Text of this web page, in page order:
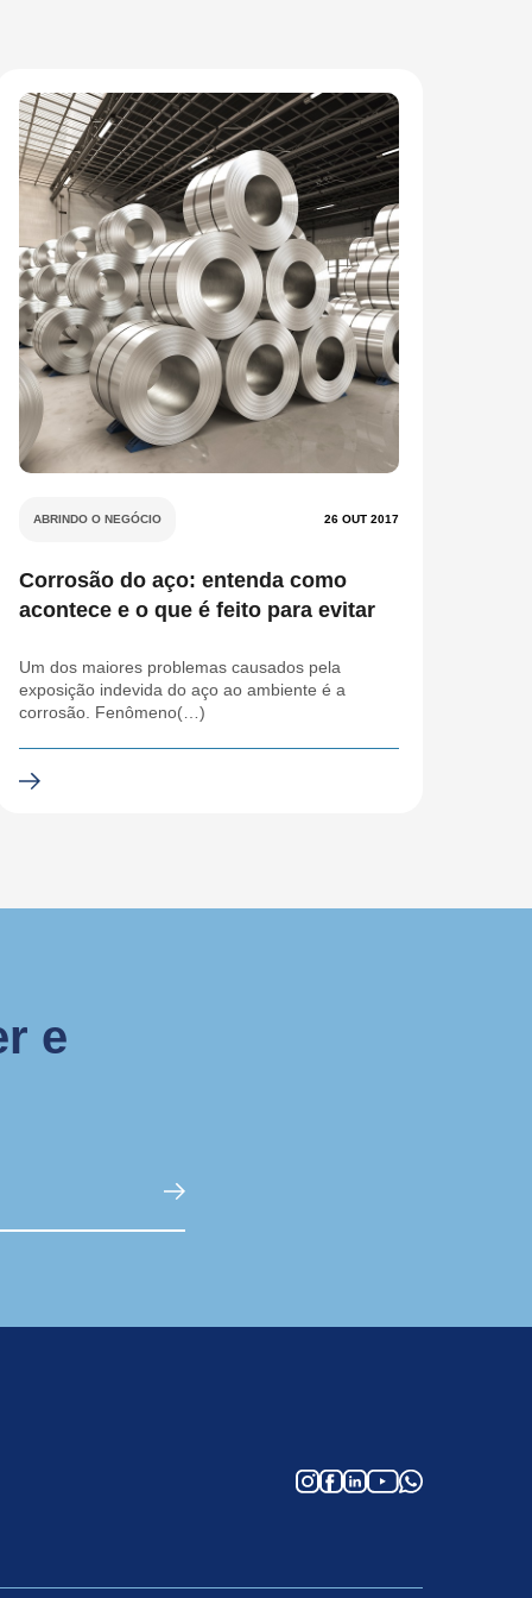
ABRINDO O NEGÓCIO 26 OUT 2017
Corrosão do aço: entenda como
acontece e o que é feito para evitar
Um dos maiores problemas causados pela
exposição indevida do aço ao ambiente é a
corrosão. Fenômeno(…)
e